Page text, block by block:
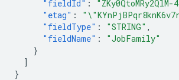
"fieldId" : "ZKy0QtoMRy2QlM-
"etag" :
"fieldType" : "STRING" ,
"fieldName" :
"JobFamily"
}
]
}